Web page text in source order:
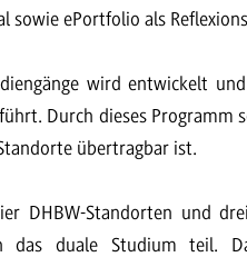
sowie ePortfolio als
wird entwickelt
Durch dieses Programm
übertragbar ist.
DHBW-Standorten und
das duale Studium teil.